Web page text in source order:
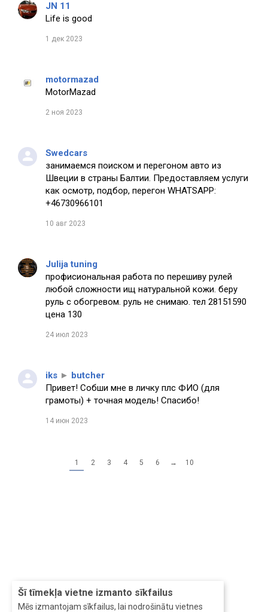
Šī tīmekļa vietne izmanto sīkfailus
Mēs izmantojam sīkfailus, lai nodrošinātu vietnes
JN 11
Life is good
1 дек 2023
motormazad
MotorMazad
2 ноя 2023
Swedcars
занимаемся поиском и перегоном авто из
Швеции в страны Балтии. Предоставляем услуги
как осмотр, подбор, перегон WHATSAPP:
+46730966101
10 авг 2023
Julija tuning
профисиональная работа по перешиву рулей
любой сложности ищ натуральной кожи. беру
руль с обогревом. руль не снимаю. тел 28151590
цена 130
24 июл 2023
iks ► butcher
Привет! Собши мне в личку плс ФИО (для
грамоты) + точная модель! Спасибо!
14 июн 2023
1 2 3 4 5 6 → 10